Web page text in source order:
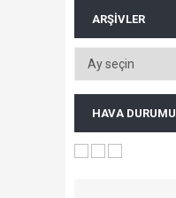
ARŞIVLER
HAVA DURUMU